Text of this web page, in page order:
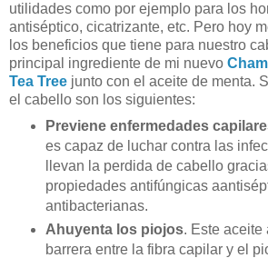
utilidades como por ejemplo para los
antiséptico, cicatrizante, etc. Pero hoy
los beneficios que tiene para nuestro
principal ingrediente de mi nuevo
Tea Tree junto con el aceite de menta.
el cabello son los siguientes:
Previene enfermedades
es capaz de luchar contra las
llevan la perdida de cabello
propiedades antifúngicas
antibacterianas.
Ahuyenta los piojos. Este aceite
barrera entre la fibra capilar y el